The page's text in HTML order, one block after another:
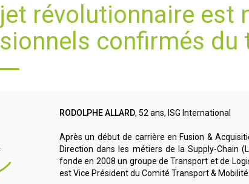
révolutionnaire est
confirmés
RODOLPHE ALLARD, 52 ans, ISG International
Après un début de carrière en Fusion &
Direction dans les métiers de la Supply-Chain
fonde en 2008 un groupe de Transport et de
est Vice Président du Comité Transport &